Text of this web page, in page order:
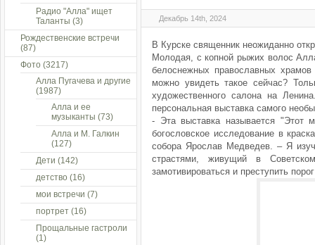
Декабрь 14th, 2024
В Курске священник неожиданно
Молодая, с копной рыжих волос
белоснежных православных
можно увидеть такое сейчас?
художественного салона на
персональная выставка самого
- Эта выставка называется
богословское исследование в
собора Ярослав Медведев. – Я
страстями, живущий в
замотивироваться и преступить
Радио "Алла" ищет
Таланты (3)
Рождественские встречи
(87)
Фото (3217)
Алла Пугачева и другие
(1987)
Алла и ее
музыканты (73)
Алла и М. Галкин
(127)
Дети (142)
детство (16)
мои встречи (7)
портрет (16)
Прощальные гастроли
(1)